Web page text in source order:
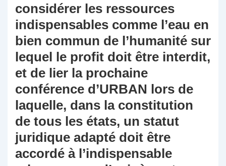
considérer les ressources
indispensables comme l’eau en
bien commun de l’humanité sur
lequel le profit doit être interdit,
et de lier la prochaine
conférence d’URBAN lors de
laquelle, dans la constitution
de tous les états, un statut
juridique adapté doit être
accordé à l’indispensable